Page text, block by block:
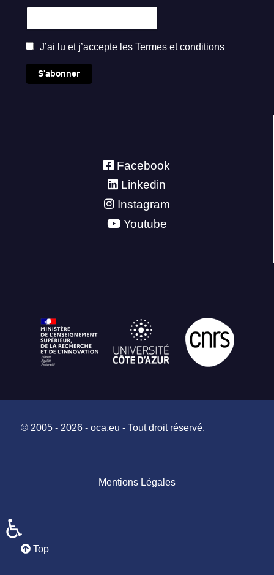
J’ai lu et j’accepte les Termes et conditions
S'abonner
Facebook
Linkedin
Instagram
Youtube
© 2005 - 2026 - oca.eu - Tout droit réservé.
Mentions Légales
Top